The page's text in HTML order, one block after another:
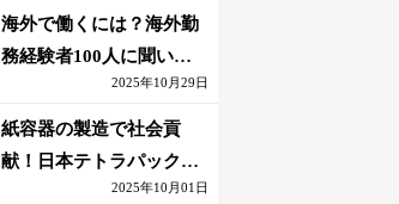
海外で働くには？海外勤
務経験者100人に聞いた
おすすめ職種｜英語話せ
ないOK求人はある？
2025年10月29日
紙容器の製造で社会貢
献！日本テトラパック株
式会社のグローバルな環
2025年10月01日